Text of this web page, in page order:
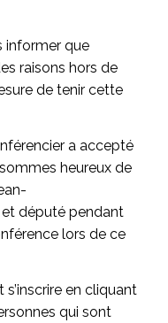
informer que
raisons hors de
de tenir cette
a accepté
heureux de
et député pendant
lors de ce
en cliquant
qui sont